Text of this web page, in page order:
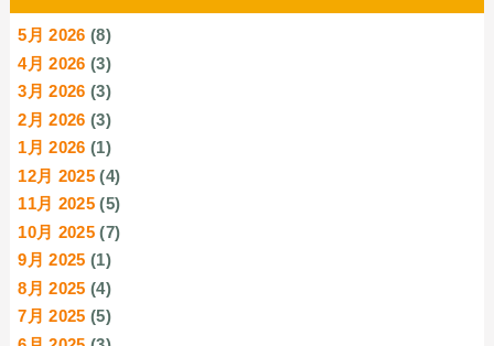
5月 2026 (8)
4月 2026 (3)
3月 2026 (3)
2月 2026 (3)
1月 2026 (1)
12月 2025 (4)
11月 2025 (5)
10月 2025 (7)
9月 2025 (1)
8月 2025 (4)
7月 2025 (5)